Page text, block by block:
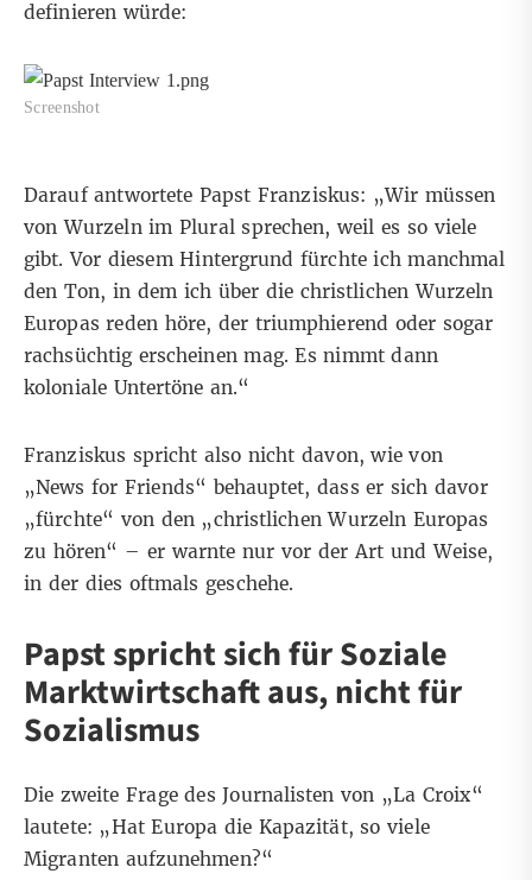
definieren würde:
Screenshot
Darauf antwortete Papst Franziskus: „Wir müssen
von Wurzeln im Plural sprechen, weil es so viele
gibt. Vor diesem Hintergrund fürchte ich manchmal
den Ton, in dem ich über die christlichen Wurzeln
Europas reden höre, der triumphierend oder sogar
rachsüchtig erscheinen mag. Es nimmt dann
koloniale Untertöne an.“
Franziskus spricht also nicht davon, wie von
„News for Friends“ behauptet, dass er sich davor
„fürchte“ von den „christlichen Wurzeln Europas
zu hören“ – er warnte nur vor der Art und Weise,
in der dies oftmals geschehe.
Papst spricht sich für Soziale
Marktwirtschaft aus, nicht für
Sozialismus
Die zweite Frage des Journalisten von „La Croix“
lautete: „Hat Europa die Kapazität, so viele
Migranten aufzunehmen?“